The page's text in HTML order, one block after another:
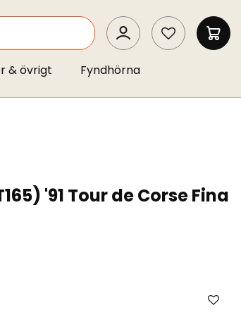
SEARCH
MIN
& övrigt Fyndhörna
'91 Tour de Corse Fina